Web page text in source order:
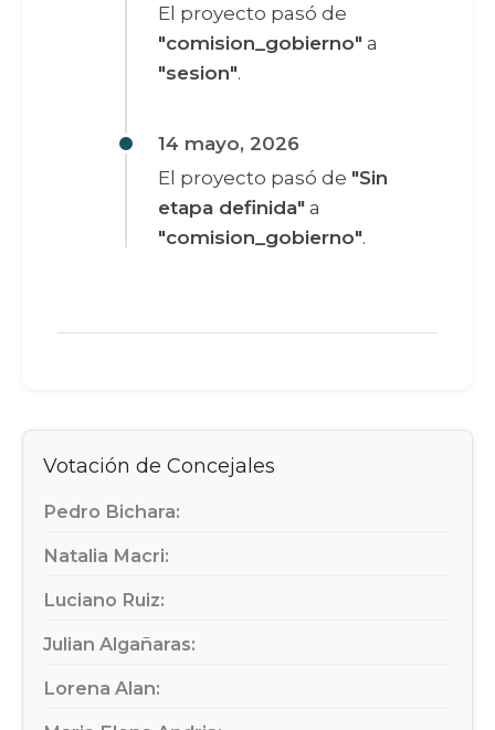
El proyecto pasó de
"comision_gobierno" a
"sesion".
14 mayo, 2026
El proyecto pasó de "Sin
etapa definida" a
"comision_gobierno".
Votación de Concejales
Pedro Bichara:
Natalia Macri:
Luciano Ruiz:
Julian Algañaras:
Lorena Alan: